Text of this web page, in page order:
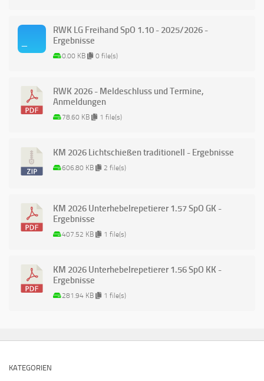
RWK LG Freihand SpO 1.10 - 2025/2026 -
Ergebnisse
0.00 KB 0 file(s)
RWK 2026 - Meldeschluss und Termine,
Anmeldungen
78.60 KB 1 file(s)
KM 2026 Lichtschießen traditionell - Ergebnisse
606.80 KB 2 file(s)
KM 2026 Unterhebelrepetierer 1.57 SpO GK -
Ergebnisse
407.52 KB 1 file(s)
KM 2026 Unterhebelrepetierer 1.56 SpO KK -
Ergebnisse
281.94 KB 1 file(s)
KATEGORIEN